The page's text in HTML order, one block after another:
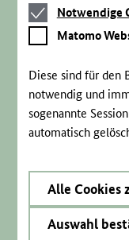
Notwendige
Cookies
Notwendige
Matomo
Webstatistik
Matomo
Diese sind für den
notwendig und
sogenannte
automatisch
Alle Cookies
Auswahl